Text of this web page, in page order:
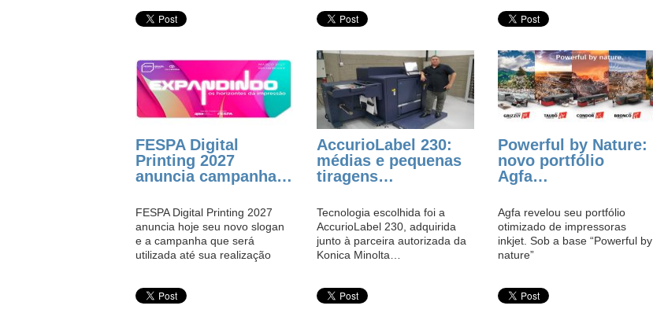
FESPA Digital
Printing 2027
anuncia campanha…
FESPA Digital Printing 2027
anuncia hoje seu novo slogan
e a campanha que será
utilizada até sua realização
AccurioLabel 230:
médias e pequenas
tiragens…
Tecnologia escolhida foi a
AccurioLabel 230, adquirida
junto à parceira autorizada da
Konica Minolta…
Powerful by Nature:
novo portfólio
Agfa…
Agfa revelou seu portfólio
otimizado de impressoras
inkjet. Sob a base “Powerful by
nature”